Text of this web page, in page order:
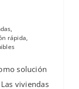
,
rápida,
solución
viviendas